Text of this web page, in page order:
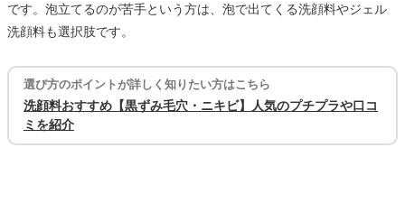
です。泡立てるのが苦手という方は、泡で出てくる洗顔料やジェル
洗顔料も選択肢です。
選び方のポイントが詳しく知りたい方はこちら
洗顔料おすすめ【黒ずみ毛穴・ニキビ】人気のプチプラや口コ
ミを紹介